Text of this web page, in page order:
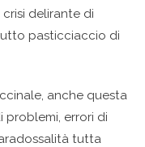
crisi delirante di
pasticciaccio di
anche questa
problemi, errori di
tutta